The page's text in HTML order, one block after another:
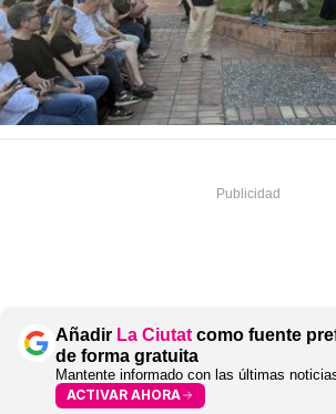
Añadir La Ciutat como fuente
de forma gratuita
Mantente informado con las últimas
ACTIVAR AHORA